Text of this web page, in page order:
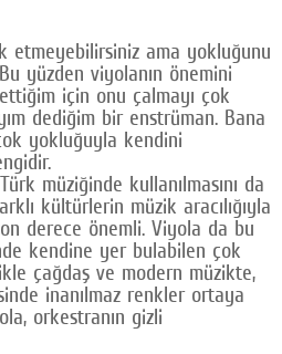
etmeyebilirsiniz ama yokluğunu
yüzden viyolanın önemini
için onu çalmayı çok
dediğim bir enstrüman. Bana
yokluğuyla kendini
müziğinde kullanılmasını da
kültürlerin müzik aracılığıyla
derece önemli. Viyola da bu
kendine yer bulabilen çok
çağdaş ve modern müzikte,
inanılmaz renkler ortaya
orkestranın gizli